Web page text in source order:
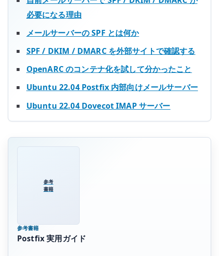
必要になる理由
メールサーバーの SPF とは何か
SPF / DKIM / DMARC を外部サイトで確認する
OpenARC のコンテナ化を試して分かったこと
Ubuntu 22.04 Postfix 内部向けメールサーバー
Ubuntu 22.04 Dovecot IMAP サーバー
参考
書籍
参考書籍
Postfix 実用ガイド